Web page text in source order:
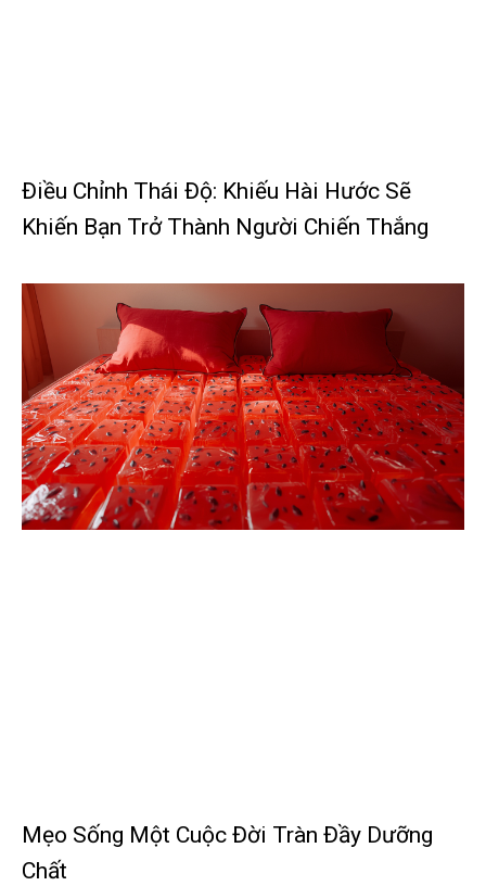
Điều Chỉnh Thái Độ: Khiếu Hài Hước Sẽ
Khiến Bạn Trở Thành Người Chiến Thắng
Mẹo Sống Một Cuộc Đời Tràn Đầy Dưỡng
Chất